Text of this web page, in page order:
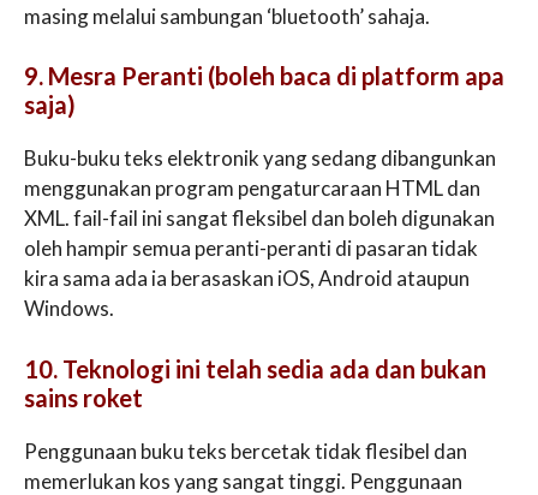
masing melalui sambungan ‘bluetooth’ sahaja.
9. Mesra Peranti (boleh baca di platform apa
saja)
Buku-buku teks elektronik yang sedang dibangunkan
menggunakan program pengaturcaraan HTML dan
XML. fail-fail ini sangat fleksibel dan boleh digunakan
oleh hampir semua peranti-peranti di pasaran tidak
kira sama ada ia berasaskan iOS, Android ataupun
Windows.
10. Teknologi ini telah sedia ada dan bukan
sains roket
Penggunaan buku teks bercetak tidak flesibel dan
memerlukan kos yang sangat tinggi. Penggunaan